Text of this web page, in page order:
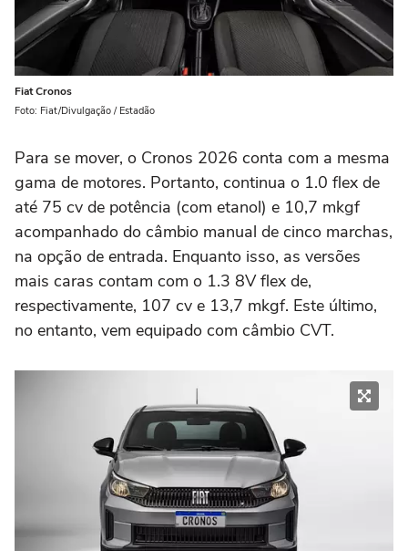
Fiat Cronos
Foto: Fiat/Divulgação / Estadão
Para se mover, o Cronos 2026 conta com a mesma
gama de motores. Portanto, continua o 1.0 flex de
até 75 cv de potência (com etanol) e 10,7 mkgf
acompanhado do câmbio manual de cinco marchas,
na opção de entrada. Enquanto isso, as versões
mais caras contam com o 1.3 8V flex de,
respectivamente, 107 cv e 13,7 mkgf. Este último,
no entanto, vem equipado com câmbio CVT.